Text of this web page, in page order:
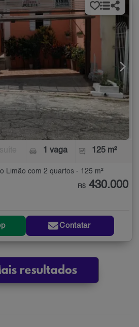
1 vaga 125 m²
Limão com 2 quartos - 125 m²
R$ 430.000
Contatar